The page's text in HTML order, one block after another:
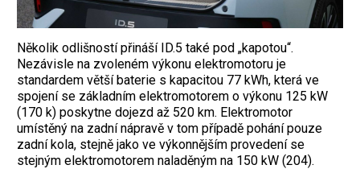
Několik odlišností přináší ID.5 také pod „kapotou“.
Nezávisle na zvoleném výkonu elektromotoru je
standardem větší baterie s kapacitou 77 kWh, která ve
spojení se základním elektromotorem o výkonu 125 kW
(170 k) poskytne dojezd až 520 km. Elektromotor
umístěný na zadní nápravě v tom případě pohání pouze
zadní kola, stejně jako ve výkonnějším provedení se
stejným elektromotorem naladěným na 150 kW (204).